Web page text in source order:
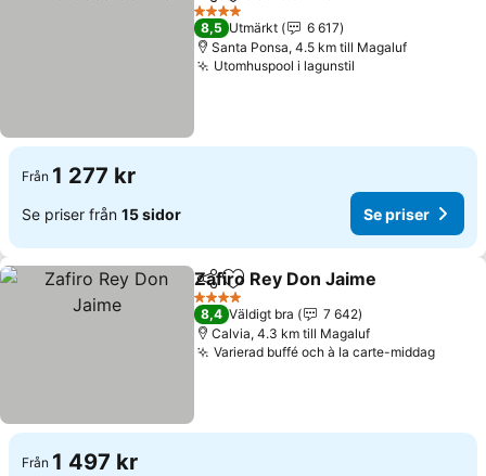
4 Stjärnor
8,5 Utmärkt
6 617
Santa Ponsa, 4.5 km till Magaluf
Utomhuspool i lagunstil
Från 1 277 kr
Se priser från 15 sidor Se priser
Dela Lägg till i Mina Favoriter
Zafiro Rey Don Jaime
4 Stjärnor
8,4 Väldigt bra
7 642
Calvia, 4.3 km till Magaluf
Varierad buffé och à la carte-middag
Från 1 497 kr